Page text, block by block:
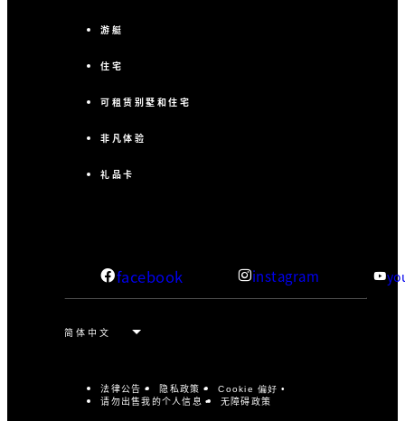
游艇
住宅
可租赁别墅和住宅
非凡体验
礼品卡
facebook instagram
法律公告 隐私政策 Cookie 偏好
请勿出售我的个人信息 无障碍政策